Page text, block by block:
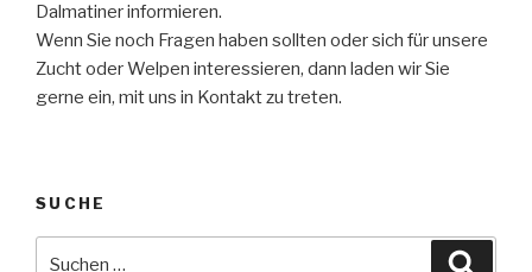
Dalmatiner informieren.
Wenn Sie noch Fragen haben sollten oder sich für unsere
Zucht oder Welpen interessieren, dann laden wir Sie
gerne ein, mit uns in Kontakt zu treten.
SUCHE